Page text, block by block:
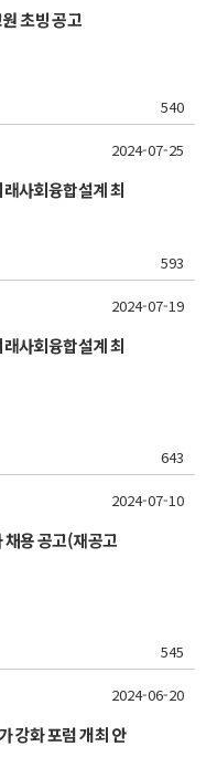
초빙 공고
540
사회융합설계 최
593
2024-07-25
643
2024-07-19
용 공고(재공고
545
2024-07-10
강화 포럼 개최 안
2024-06-20